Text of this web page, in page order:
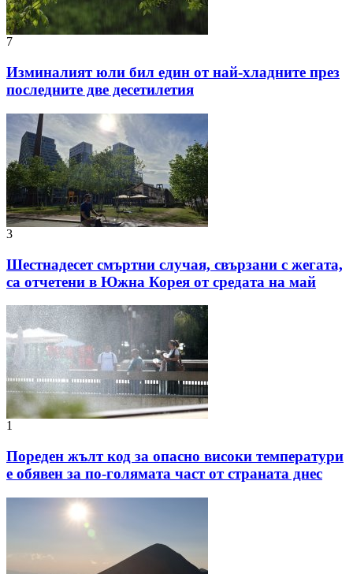
7
Изминалият юли бил един от най-хладните през
последните две десетилетия
3
Шестнадесет смъртни случая, свързани с жегата,
са отчетени в Южна Корея от средата на май
1
Пореден жълт код за опасно високи температури
е обявен за по-голямата част от страната днес